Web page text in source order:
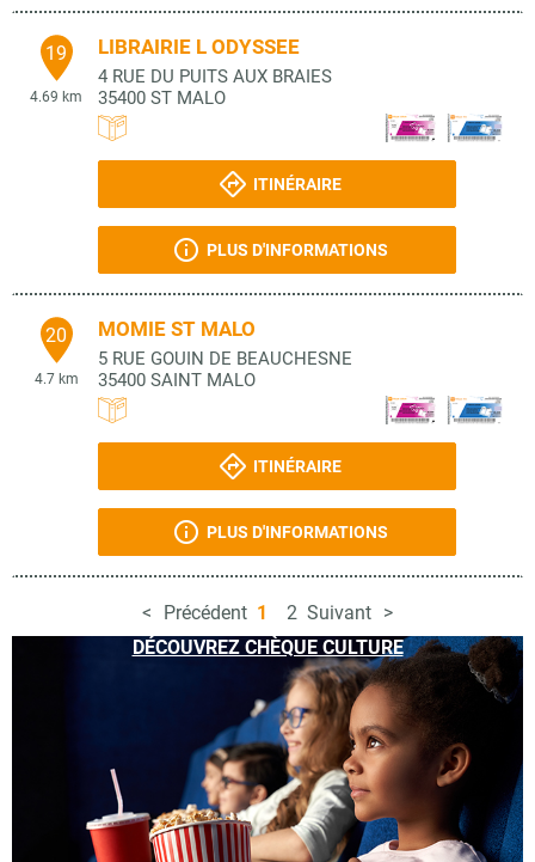
19
4.69 km
LIBRAIRIE L ODYSSEE
4 RUE DU PUITS AUX BRAIES
35400 ST MALO
ITINÉRAIRE
PLUS D'INFORMATIONS
20
4.7 km
MOMIE ST MALO
5 RUE GOUIN DE BEAUCHESNE
35400 SAINT MALO
ITINÉRAIRE
PLUS D'INFORMATIONS
Précédent 1 2 Suivant
DÉCOUVREZ CHÈQUE CULTURE